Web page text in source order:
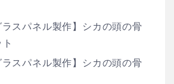
ラスパネル製作】シカの頭の骨
ラスパネル製作】シカの頭の骨